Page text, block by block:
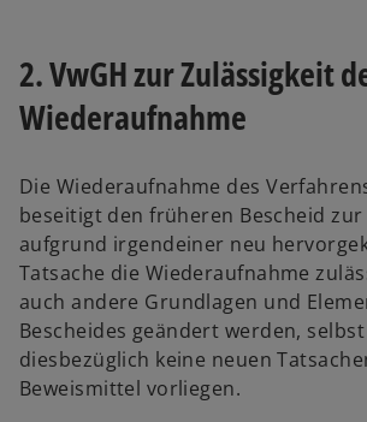
2. VwGH zur Zulässigkeit
Wiederaufnahme
Die Wiederaufnahme des
beseitigt den früheren Bescheid zur
aufgrund irgendeiner neu
Tatsache die Wiederaufnahme
auch andere Grundlagen und
Bescheides geändert werden,
diesbezüglich keine neuen
Beweismittel vorliegen.